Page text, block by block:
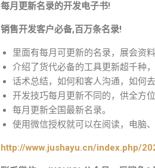
每月更新名录的开发电子书!
销售开发客户必备,百万条名录!
里面有每月可更新的名录，展会资
介绍了货代必备的工具更新超千种
话术总结，如何和客人沟通，如何
开发技巧每月更新不同的，供全方位
每月更新全国最新名录。
使用微信授权就可以在阅读，电脑
http://www.jushayu.cn/index.php/